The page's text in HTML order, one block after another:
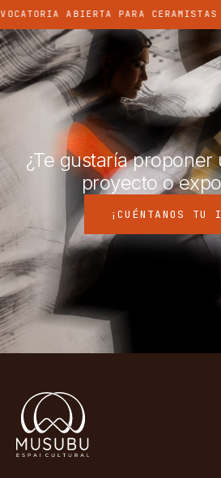
ABIERTA PARA CERAMISTAS
¿Te gustaría proponer
proyecto o
¡CUÉNTANOS TU